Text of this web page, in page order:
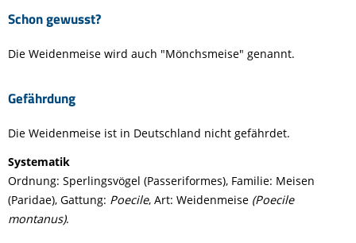
Schon gewusst?
Die Weidenmeise wird auch "Mönchsmeise" genannt.
Gefährdung
Die Weidenmeise ist in Deutschland nicht gefährdet.
Systematik
Ordnung: Sperlingsvögel (Passeriformes), Familie: Meisen
(Paridae), Gattung: Poecile, Art: Weidenmeise (Poecile
montanus).